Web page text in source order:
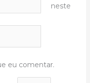
neste
eu comentar.